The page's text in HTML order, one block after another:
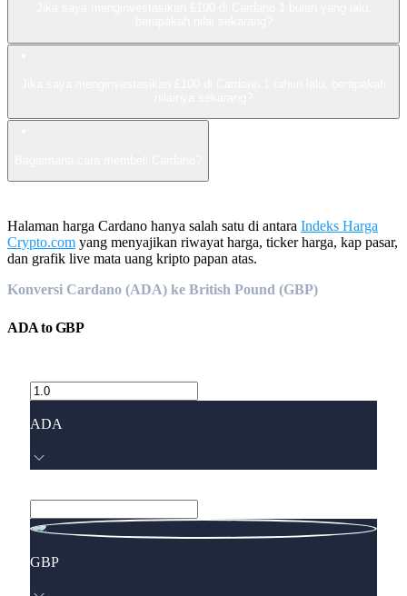
Halaman harga Cardano hanya salah satu di antara Indeks Harga
Crypto.com yang menyajikan riwayat harga, ticker harga, kap pasar,
dan grafik live mata uang kripto papan atas.
Konversi Cardano (ADA) ke British Pound (GBP)
ADAtoGBP
ADA
GBP